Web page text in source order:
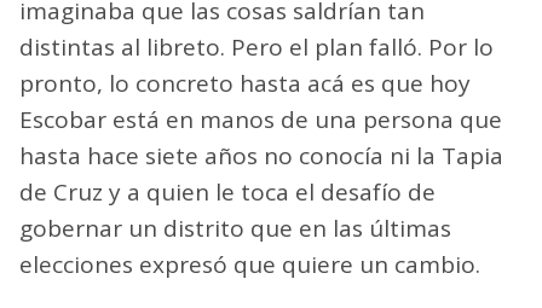
imaginaba que las cosas saldrían tan
distintas al libreto. Pero el plan falló. Por lo
pronto, lo concreto hasta acá es que hoy
Escobar está en manos de una persona que
hasta hace siete años no conocía ni la Tapia
de Cruz y a quien le toca el desafío de
gobernar un distrito que en las últimas
elecciones expresó que quiere un cambio.